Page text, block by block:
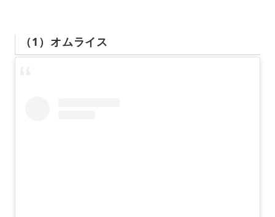
（1）オムライス